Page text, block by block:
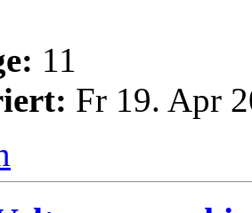
11
Fr 19. Apr